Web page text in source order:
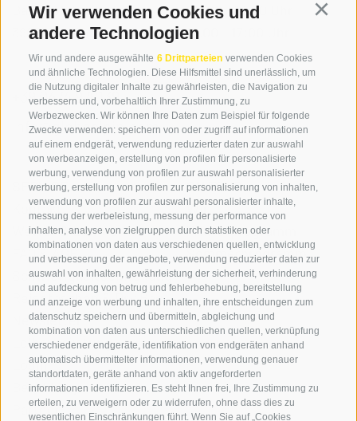
Wir verwenden Cookies und
andere Technologien
Wir und andere ausgewählte 6 Drittparteien verwenden Cookies
und ähnliche Technologien. Diese Hilfsmittel sind unerlässlich, um
die Nutzung digitaler Inhalte zu gewährleisten, die Navigation zu
verbessern und, vorbehaltlich Ihrer Zustimmung, zu
Werbezwecken. Wir können Ihre Daten zum Beispiel für folgende
Zwecke verwenden: speichern von oder zugriff auf informationen
auf einem endgerät, verwendung reduzierter daten zur auswahl
von werbeanzeigen, erstellung von profilen für personalisierte
werbung, verwendung von profilen zur auswahl personalisierter
werbung, erstellung von profilen zur personalisierung von inhalten,
verwendung von profilen zur auswahl personalisierter inhalte,
messung der werbeleistung, messung der performance von
inhalten, analyse von zielgruppen durch statistiken oder
kombinationen von daten aus verschiedenen quellen, entwicklung
und verbesserung der angebote, verwendung reduzierter daten zur
auswahl von inhalten, gewährleistung der sicherheit, verhinderung
und aufdeckung von betrug und fehlerbehebung, bereitstellung
und anzeige von werbung und inhalten, ihre entscheidungen zum
datenschutz speichern und übermitteln, abgleichung und
kombination von daten aus unterschiedlichen quellen, verknüpfung
verschiedener endgeräte, identifikation von endgeräten anhand
automatisch übermittelter informationen, verwendung genauer
standortdaten, geräte anhand von aktiv angeforderten
informationen identifizieren. Es steht Ihnen frei, Ihre Zustimmung zu
erteilen, zu verweigern oder zu widerrufen, ohne dass dies zu
wesentlichen Einschränkungen führt. Wenn Sie auf „Cookies
Bahnhofstraße 3
39034 Toblach
+39 0474 976139
info@globoalpin.com
08:00 - 12:30 Uhr
14.00 – 17:00 Uhr
SERVICE
Kontakt
Wetter & Lawinen
FAQ & AGB
Schwierigkeitseinteilung
Reisetaschen & Dry Bag
Newsletter
Leihausrüstung
Login
Bezahlung
Partner
ON TOUR
Wir
Winterprogramm
Sommerprogramm